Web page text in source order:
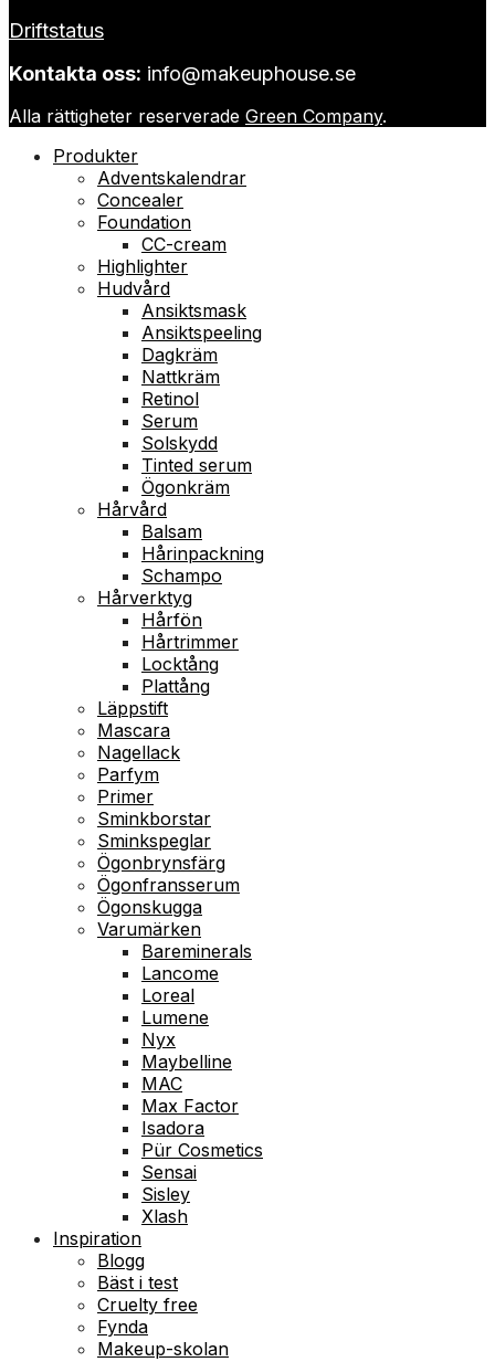
Driftstatus
Kontakta oss: info@makeuphouse.se
Alla rättigheter reserverade Green Company.
Produkter
Adventskalendrar
Concealer
Foundation
CC-cream
Highlighter
Hudvård
Ansiktsmask
Ansiktspeeling
Dagkräm
Nattkräm
Retinol
Serum
Solskydd
Tinted serum
Ögonkräm
Hårvård
Balsam
Hårinpackning
Schampo
Hårverktyg
Hårfön
Hårtrimmer
Locktång
Plattång
Läppstift
Mascara
Nagellack
Parfym
Primer
Sminkborstar
Sminkspeglar
Ögonbrynsfärg
Ögonfransserum
Ögonskugga
Varumärken
Bareminerals
Lancome
Loreal
Lumene
Nyx
Maybelline
MAC
Max Factor
Isadora
Pür Cosmetics
Sensai
Sisley
Xlash
Inspiration
Blogg
Bäst i test
Cruelty free
Fynda
Makeup-skolan